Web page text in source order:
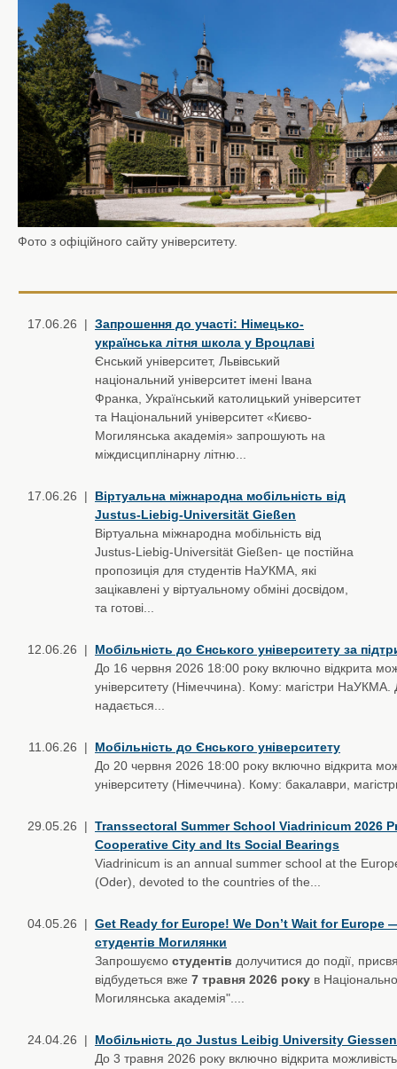
Фото з офіційного сайту університету.
17.06.26 | Запрошення до участі: Німецько-
українська літня школа у Вроцлаві
Єнський університет, Львівський
національний університет імені Івана
Франка, Український католицький університет
та Національний університет «Києво-
Могилянська академія» запрошують на
міждисциплінарну літню...
17.06.26 | Віртуальна міжнародна мобільність від
Justus-Liebig-Universität Gießen
Віртуальна міжнародна мобільність від
Justus-Liebig-Universität Gießen- це постійна
пропозиція для студентів НаУКМА, які
зацікавлені у віртуальному обміні досвідом,
та готові...
12.06.26 | Мобільність до Єнського університету за
До 16 червня 2026 18:00 року включно відкрита
університету (Німеччина). Кому: магістри НаУКМА.
надається...
11.06.26 | Мобільність до Єнського університету
До 20 червня 2026 18:00 року включно відкрита
університету (Німеччина). Кому: бакалаври,
29.05.26 | Transsectoral Summer School Viadrinicum 2026
Cooperative City and Its Social Bearings
Viadrinicum is an annual summer school at the
(Oder), devoted to the countries of the...
04.05.26 | Get Ready for Europe! We Don’t Wait for Europe
студентів Могилянки
Запрошуємо студентів долучитися до події,
відбудеться вже 7 травня 2026 року в
Могилянська академія"....
24.04.26 | Мобільність до Justus Leibig University Giessen
До 3 травня 2026 року включно відкрита можливість